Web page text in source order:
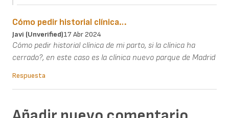
Cómo pedir historial clínica…
Javi (unverified)17 Abr 2024
Cómo pedir historial clínica de mi parto, si la clínica ha
cerrado?, en este caso es la clínica nuevo parque de Madrid
Respuesta